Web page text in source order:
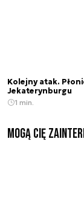
Kolejny atak.
Jekaterynburgu
1 min.
Mogą Cię